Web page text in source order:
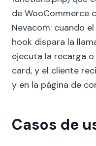
de WooCommerce
Nevacom: cuando
hook dispara la
ejecuta la recarga
card, y el cliente
y en la página de
Casos de